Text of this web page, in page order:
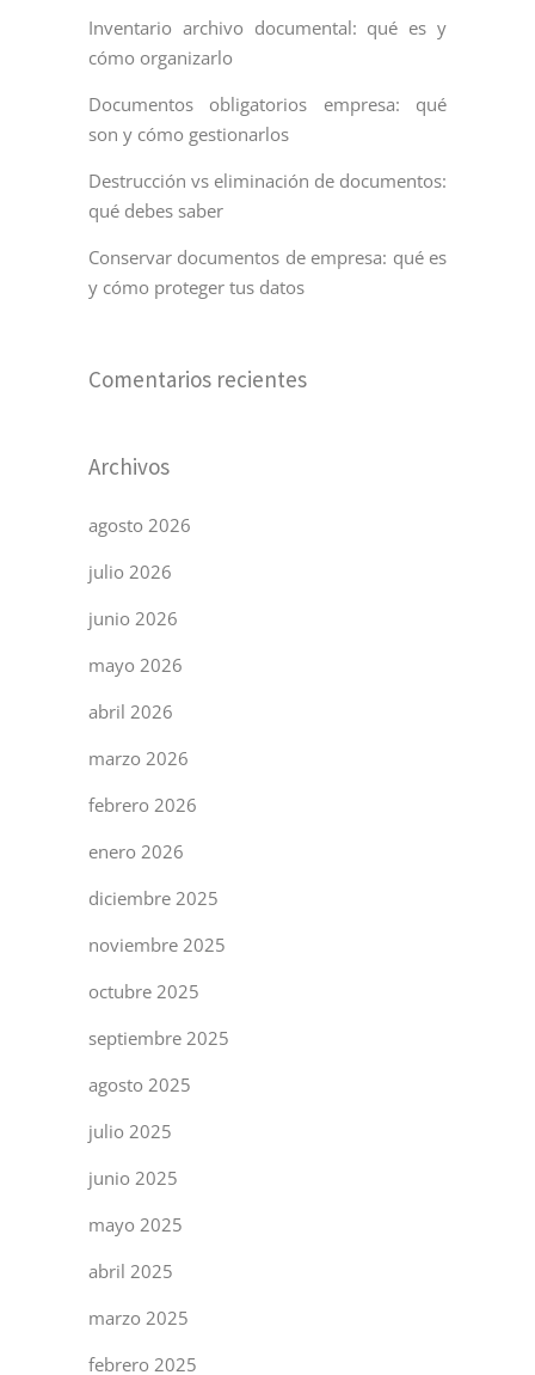
Inventario archivo documental: qué es y
cómo organizarlo
Documentos obligatorios empresa: qué
son y cómo gestionarlos
Destrucción vs eliminación de documentos:
qué debes saber
Conservar documentos de empresa: qué es
y cómo proteger tus datos
Comentarios recientes
Archivos
agosto 2026
julio 2026
junio 2026
mayo 2026
abril 2026
marzo 2026
febrero 2026
enero 2026
diciembre 2025
noviembre 2025
octubre 2025
septiembre 2025
agosto 2025
julio 2025
junio 2025
mayo 2025
abril 2025
marzo 2025
febrero 2025